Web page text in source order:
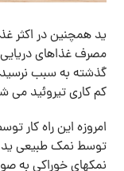
ید همچنین در اکثر
مصرف غذاهای دریایی
گذشته به سبب نرسیدن
کم کاری تیروئید می
امروزه این راه کار
توسط نمک طبیعی ید
نمکهای خوراکی به